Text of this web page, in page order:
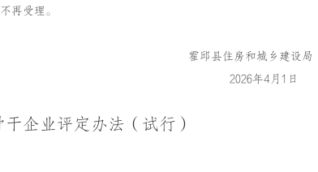
再受理。
霍邱县住房和城乡建设局
2026年4月 1 日
企业评定办法（试行）